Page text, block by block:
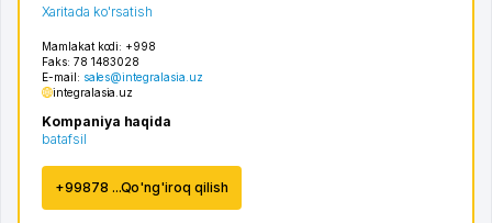
Mamlakat kodi: +998
Faks: 78 1483028
E-mail: sales@integralasia.uz
integralasia.uz
Kompaniya haqida
batafsil
+99878 ...Qo'ng'iroq qilish
Xaritada ko'rsatish